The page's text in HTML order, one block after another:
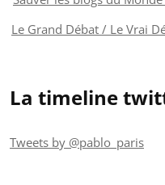
Le Grand Débat / Le Vrai
La timeline
Tweets by @pablo_paris